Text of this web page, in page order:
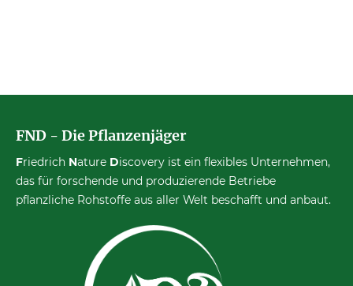
FND - Die Pflanzenjäger
Friedrich Nature Discovery ist ein flexibles Unternehmen,
das für forschende und produzierende Betriebe
pflanzliche Rohstoffe aus aller Welt beschafft und anbaut.